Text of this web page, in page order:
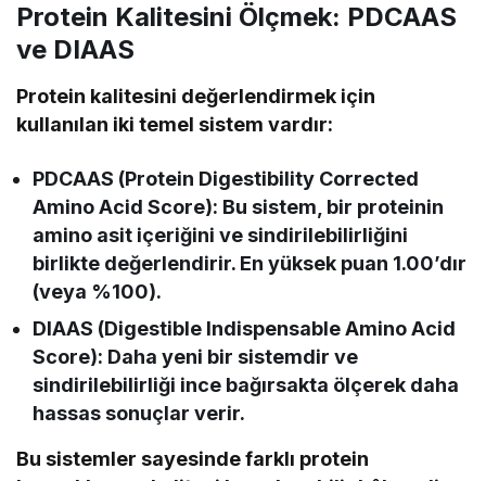
Protein Kalitesini Ölçmek: PDCAAS
ve DIAAS
Protein kalitesini değerlendirmek için
kullanılan iki temel sistem vardır:
PDCAAS (Protein Digestibility Corrected
Amino Acid Score): Bu sistem, bir proteinin
amino asit içeriğini ve sindirilebilirliğini
birlikte değerlendirir. En yüksek puan 1.00’dır
(veya %100).
DIAAS (Digestible Indispensable Amino Acid
Score): Daha yeni bir sistemdir ve
sindirilebilirliği ince bağırsakta ölçerek daha
hassas sonuçlar verir.
Bu sistemler sayesinde farklı protein